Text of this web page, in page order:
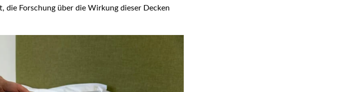
die Forschung über die Wirkung dieser Decken